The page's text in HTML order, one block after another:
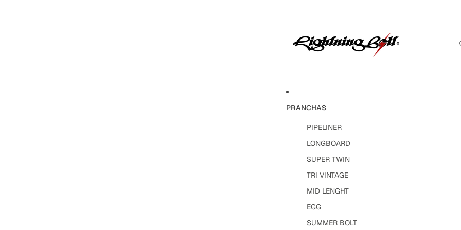
PRANCHAS
PIPELINER
LONGBOARD
SUPER TWIN
TRI VINTAGE
MID LENGHT
EGG
SUMMER BOLT